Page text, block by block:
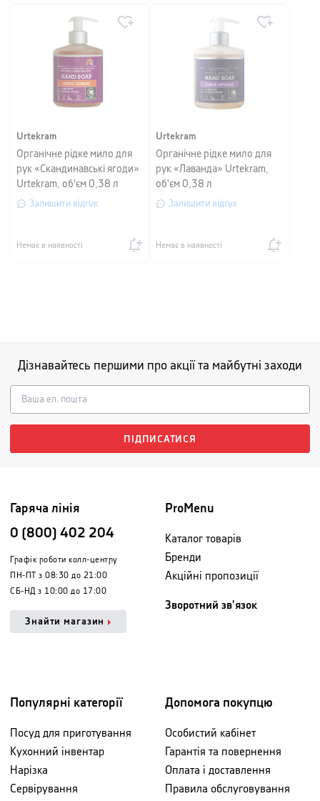
Urtekram
Органічне рідке мило для
рук «Скандинавські ягоди»
Urtekram, об'єм 0,38 л
Залишити відгук
Немає в наявності
Urtekram
Органічне рідке мило для
рук «Лаванда» Urtekram,
об'єм 0,38 л
Залишити відгук
Немає в наявності
Дізнавайтесь першими про акції та майбутні заходи
ПІДПИСАТИСЯ
Гаряча лінія
0 (800) 402 204
Графік роботи колл-центру
ПН-ПТ з 08:30 до 21:00
СБ-НД з 10:00 до 17:00
Знайти магазин
ProMenu
Каталог товарів
Бренди
Акційні пропозиції
Зворотний зв'язок
Популярні категорії
Посуд для приготування
Кухонний інвентар
Нарізка
Сервірування
Допомога покупцю
Особистий кабінет
Гарантія та повернення
Оплата і доставлення
Правила обслуговування